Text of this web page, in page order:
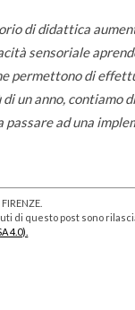
di didattica
sensoriale
permettono di
un anno, contiamo
ad una
di questo post sono
4.0).